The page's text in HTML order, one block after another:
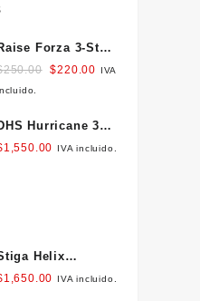
Forza 3-Star
250.00 Original
$250.00.
$220.00 Current
$220.00.
IVA
Hurricane 3
40° Blue
1,550.00 IVA incluido.
Helix
XH
1,650.00 IVA incluido.